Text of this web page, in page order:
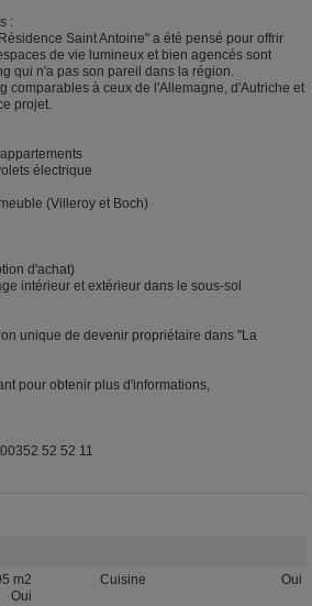
:
Saint Antoine" a été pensé pour offrir
de vie lumineux et bien agencés sont
qui n'a pas son pareil dans la région.
comparables à ceux de l'Allemagne, d'Autriche et
projet.
électrique
(Villeroy et Boch)
d'achat)
intérieur et extérieur dans le sous-sol
unique de devenir propriétaire dans "La
pour obtenir plus d'informations,
52 52 11
m2 Cuisine
Oui
Oui